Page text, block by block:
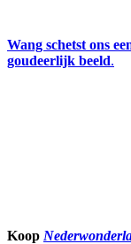
Wang schetst ons
goudeerlijk beeld.
Koop